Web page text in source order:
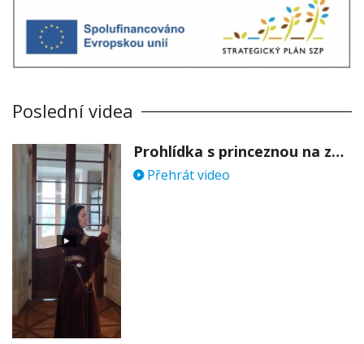
Poslední videa
Prohlídka s princeznou na zámku Stekník
Přehrát video